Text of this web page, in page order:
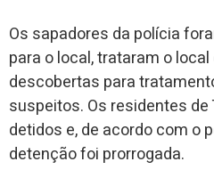
Os sapadores da polícia
para o local, trataram o
descobertas para
suspeitos. Os residentes de
detidos e, de acordo com o
detenção foi prorrogada.